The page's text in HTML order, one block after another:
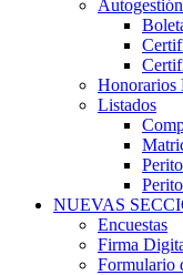
Autogestión
Honorarios
Listados
NUEVAS
Encuestas
Firma
Formulario